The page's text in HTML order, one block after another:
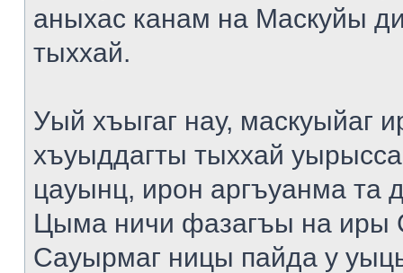
аныхас канам на Маскуйы
тыххай.
Уый хъыгаг нау, маскуыйаг
хъуыддагты тыххай
цауынц, ирон аргъуанма та
Цыма ничи фазагъы на иры
Сауырмаг ницы пайда у